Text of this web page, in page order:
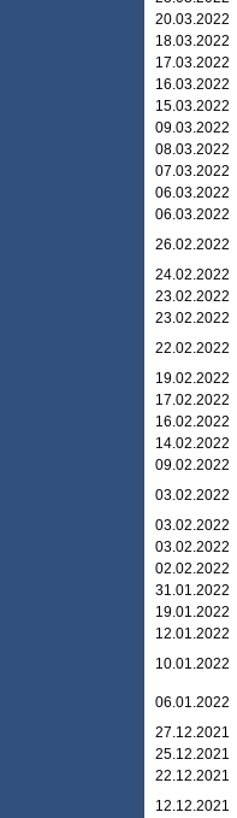
20.03.2022
18.03.2022
17.03.2022
16.03.2022
15.03.2022
09.03.2022
08.03.2022
07.03.2022
06.03.2022
06.03.2022
26.02.2022
24.02.2022
23.02.2022
23.02.2022
22.02.2022
19.02.2022
17.02.2022
16.02.2022
14.02.2022
09.02.2022
03.02.2022
03.02.2022
03.02.2022
02.02.2022
31.01.2022
19.01.2022
12.01.2022
10.01.2022
06.01.2022
27.12.2021
25.12.2021
22.12.2021
12.12.2021